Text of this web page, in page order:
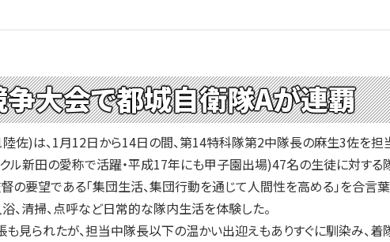
大会で都城自衛隊Aが連覇
佐)は、1月12日から14日の間、第14特科隊第2中隊長の麻生3佐を
ル新田の愛称で活躍・平成17年にも甲子園出場)47名の生徒に対する
の要望である「集団生活、集団行動を通じて人間性を高める」を合言
、清掃、点呼など日常的な隊内生活を体験した。
見られたが、担当中隊長以下の温かい出迎えもありすぐに馴染み、